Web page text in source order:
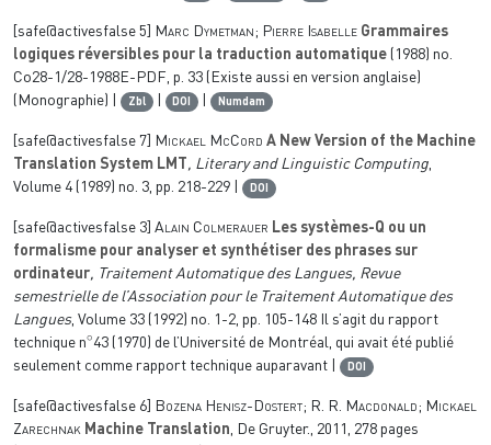
[safe@activesfalse 5] Marc Dymetman; Pierre Isabelle Grammaires
logiques réversibles pour la traduction automatique (1988) no.
Co28-1/28-1988E-PDF, p. 33 (Existe aussi en version anglaise)
(Monographie) |
Zbl | DOI | Numdam
[safe@activesfalse 7] Mickael McCord A New Version of the Machine
Translation System LMT , Literary and Linguistic Computing,
Volume 4(1989) no. 3, pp. 218-229 | DOI
[safe@activesfalse 3] Alain Colmerauer Les systèmes-Q ou un
formalisme pour analyser et synthétiser des phrases sur
ordinateur, Traitement Automatique des Langues, Revue
semestrielle de l’Association pour le Traitement Automatique des
Langues, Volume 33 (1992) no. 1-2, pp. 105-148 Il s’agit du rapport
technique n∘43 (1970) de l’Université de Montréal, qui avait été publié
seulement comme rapport technique auparavant |
DOI
[safe@activesfalse 6]
Bozena Henisz-Dostert; R. R. Macdonald; Mickael
Zarechnak Machine Translation, De Gruyter., 2011, 278 pages